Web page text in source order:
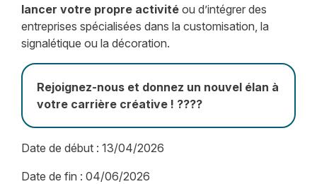
lancer votre propre activitéou d’intégrer des
entreprises spécialisées dans la customisation, la
signalétique ou la décoration.
Rejoignez-nous et donnez un nouvel élan à
votre carrière créative ! ????
Date de début : 13/04/2026
Date de fin : 04/06/2026